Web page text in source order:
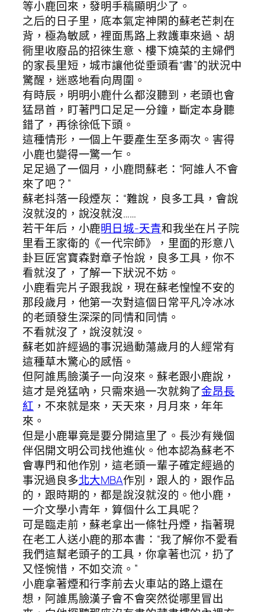
等小鹿回來，發明手稿顯明少了。
之后的日子里，底本氣定神閑的蘇老芒刺在
背，極為敏感，裡面馬路上救護車來過、胡
衕里收廢品的招徠生意、樓下燒菜的主婦們
的家長里短，城市讓他從垂頭看“書”的狀況中
驚醒，迷惑地看向周圍。
有時辰，明明小鹿什么都沒聽到，老頭也會
猛昂首，盯著門口足足一分鐘，斷定本身聽
錯了，再徐徐低下頭。
這種情形，一個上午要產生至多兩次。害得
小鹿也變得一驚一乍。
足足過了一個月，小鹿問蘇老：“阿誰人不會
來了吧？”
蘇老抖落一段煙灰：“難說，良多工具，會說
沒就沒的，說沒就沒……
若干年后，小鹿明日城-天青和我坐在片子院
里看王家衛的《一代宗師》，里面的形意八
卦巨匠宮寶森對章子怡說，良多工具，你不
看就沒了，了解一下狀況不妨。
小鹿看完片子跟我說，現在蘇老惶惶不安的
那段歲月，他第一次對這個日常平凡冷冰冰
的老頭發生深深的同情和同情。
不看就沒了，說沒就沒。
蘇老如許經過的事況過動蕩歲月的人經常有
這種草木驚心的感悟。
但阿誰馬臉漢子一向沒來。蘇老跟小鹿說，
這才是兇猛吶，只需來過一次就夠了金昂長
紅 ，不來就是來，天天來，月月來，年年
來。
但是小鹿畢竟是要分開這里了。長沙有幾個
伴侶開文明公司找他進伙。他本認為蘇老不
會專門和他作別，這老頭一輩子確定經過的
事況過良多北大MBA作別，跟人的，跟作品
的，跟時期的，都是說沒就沒的。他小鹿，
一介文學小青年，算個什么工具呢？
可是臨走前，蘇老拿出一條牡丹煙，指著現
在老工人送小鹿的那本書：“我了解你不愛看
我們這幫老頭子的工具，你拿著也沉，扔了
又怪惋惜，不如交流。”
小鹿拿著煙和行李前去火車站的路上還在
想，阿誰馬臉漢子會不會突然從哪里冒出